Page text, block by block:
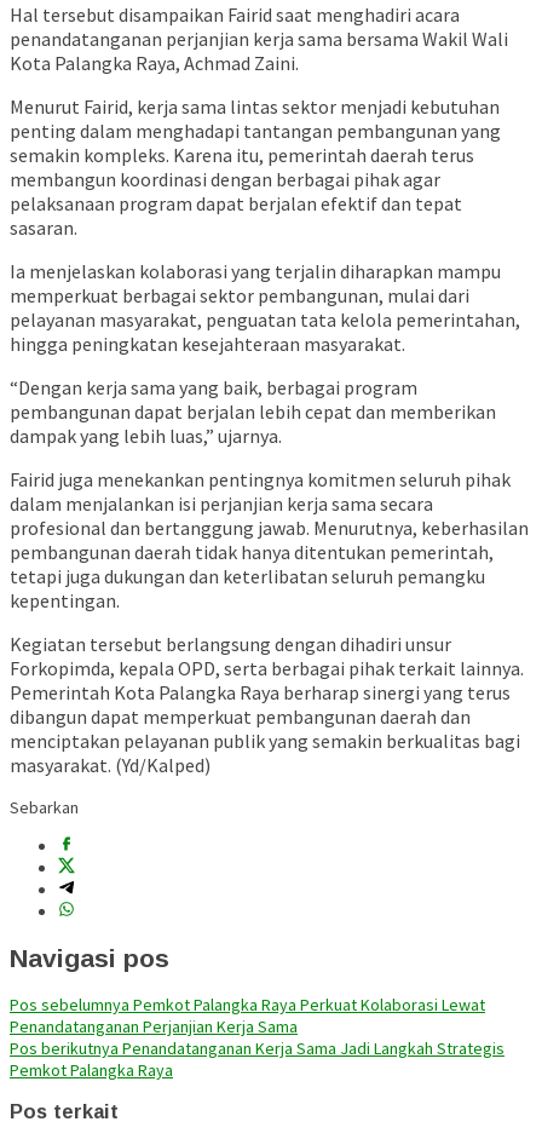
Hal tersebut disampaikan Fairid saat menghadiri acara
penandatanganan perjanjian kerja sama bersama Wakil Wali
Kota Palangka Raya, Achmad Zaini.
Menurut Fairid, kerja sama lintas sektor menjadi kebutuhan
penting dalam menghadapi tantangan pembangunan yang
semakin kompleks. Karena itu, pemerintah daerah terus
membangun koordinasi dengan berbagai pihak agar
pelaksanaan program dapat berjalan efektif dan tepat
sasaran.
Ia menjelaskan kolaborasi yang terjalin diharapkan mampu
memperkuat berbagai sektor pembangunan, mulai dari
pelayanan masyarakat, penguatan tata kelola pemerintahan,
hingga peningkatan kesejahteraan masyarakat.
“Dengan kerja sama yang baik, berbagai program
pembangunan dapat berjalan lebih cepat dan memberikan
dampak yang lebih luas,” ujarnya.
Fairid juga menekankan pentingnya komitmen seluruh pihak
dalam menjalankan isi perjanjian kerja sama secara
profesional dan bertanggung jawab. Menurutnya, keberhasilan
pembangunan daerah tidak hanya ditentukan pemerintah,
tetapi juga dukungan dan keterlibatan seluruh pemangku
kepentingan.
Kegiatan tersebut berlangsung dengan dihadiri unsur
Forkopimda, kepala OPD, serta berbagai pihak terkait lainnya.
Pemerintah Kota Palangka Raya berharap sinergi yang terus
dibangun dapat memperkuat pembangunan daerah dan
menciptakan pelayanan publik yang semakin berkualitas bagi
masyarakat. (Yd/Kalped)
Sebarkan
Navigasi pos
Pos sebelumnya Pemkot Palangka Raya Perkuat Kolaborasi Lewat
Penandatanganan Perjanjian Kerja Sama
Pos berikutnya Penandatanganan Kerja Sama Jadi Langkah Strategis
Pemkot Palangka Raya
Pos terkait